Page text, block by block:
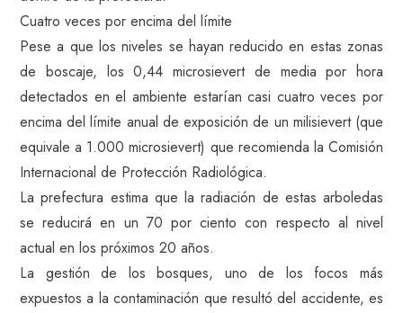
Cuatro veces por encima del límite
Pese a que los niveles se hayan reducido en estas zonas
de boscaje, los 0,44 microsievert de media por hora
detectados en el ambiente estarían casi cuatro veces por
encima del límite anual de exposición de un milisievert (que
equivale a 1.000 microsievert) que recomienda la Comisión
Internacional de Protección Radiológica.
La prefectura estima que la radiación de estas arboledas
se reducirá en un 70 por ciento con respecto al nivel
actual en los próximos 20 años.
La gestión de los bosques, uno de los focos más
expuestos a la contaminación que resultó del accidente, es